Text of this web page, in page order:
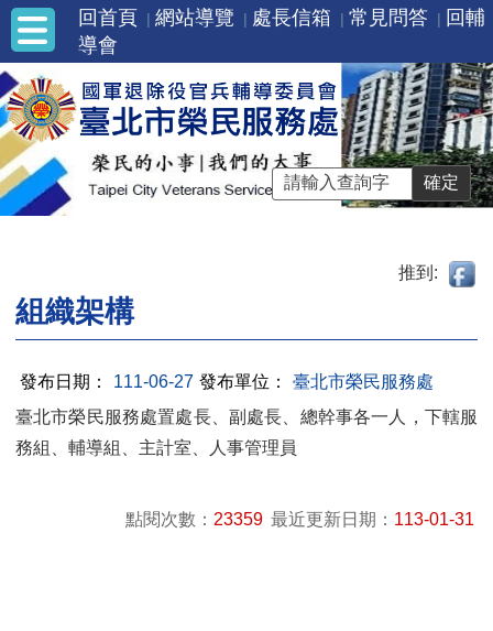
回首頁 網站導覽 處長信箱 常見問答
回輔
導會
推到:
組織架構
發布日期： 111-06-27 發布單位：
臺北市榮民服務處
臺北市榮民服務處置處長、副處長、總幹事各一人，下轄服
務組、輔導組、主計室、人事管理員
點閱次數： 23359 最近更新日期： 113-01-31